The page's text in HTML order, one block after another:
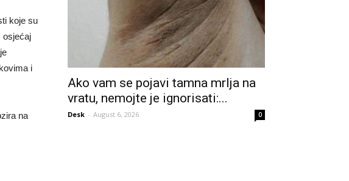
koje su
osjećaj
i
na
Ako vam se pojavi tamna mrlja na
vratu, nemojte je ignorisati:...
Desk - August 6, 2026 0